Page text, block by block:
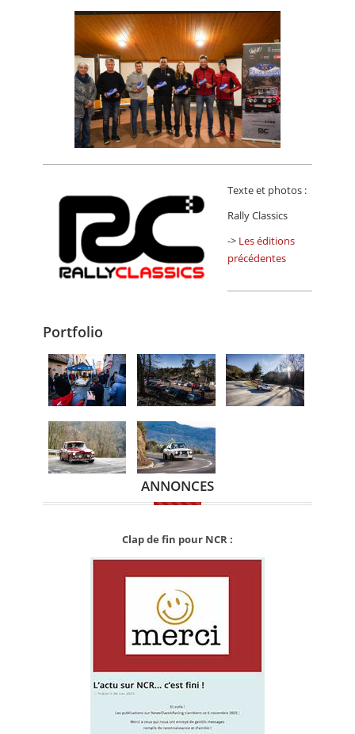
Texte et photos :
Rally Classics
-> Les éditions
précédentes
Portfolio
ANNONCES
Clap de fin pour NCR :